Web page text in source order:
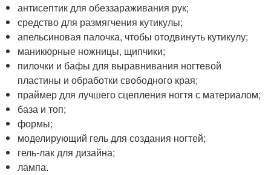
антисептик для обеззараживания рук;
средство для размягчения кутикулы;
апельсиновая палочка, чтобы отодвинуть кутикулу;
маникюрные ножницы, щипчики;
пилочки и бафы для выравнивания ногтевой
пластины и обработки свободного края;
праймер для лучшего сцепления ногтя с материалом;
база и топ;
формы;
моделирующий гель для создания ногтей;
гель-лак для дизайна;
лампа.